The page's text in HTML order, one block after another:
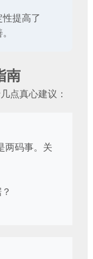
性提高了
南
点真心建议：
两码事。关